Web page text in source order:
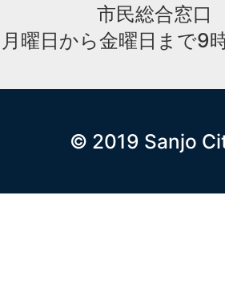
市民総合窓口
曜日から金曜日まで9
© 2019 Sanjo